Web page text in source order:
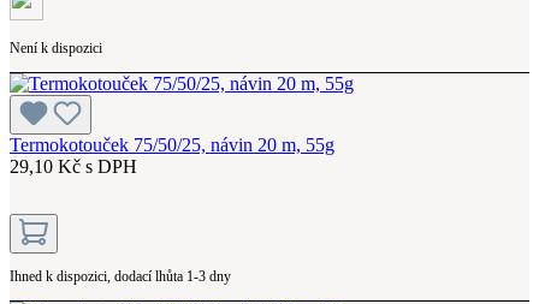
Není k dispozici
Termokotouček 75/50/25, návin 20 m, 55g
29,10 Kč s DPH
Ihned k dispozici, dodací lhůta 1-3 dny